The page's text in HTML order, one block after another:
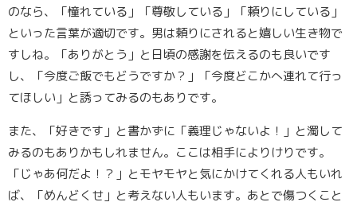
のなら、
「憧れている」「尊敬している」「頼りにしている」
といった言葉が適切です。男は頼りにされると嬉しい生き物で
すしね。
「ありがとう」 と日頃の感謝を伝えるのも良いです
し、
「今度ご飯でもどうですか？」「今度どこかへ連れて行っ
てほしい」 と誘ってみるのもありです。
また、「好きです」と書かずに 「義理じゃないよ！」 と濁して
みるのもありかもしれません。ここは相手によりけりです。
「じゃあ何だよ！？」とモヤモヤと気にかけてくれる人もいれ
ば、「めんどくせ」と考えない人もいます。あとで傷つくこと